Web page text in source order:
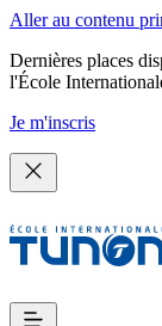
Aller au contenu
Dernières places
l'École
Je m'inscris